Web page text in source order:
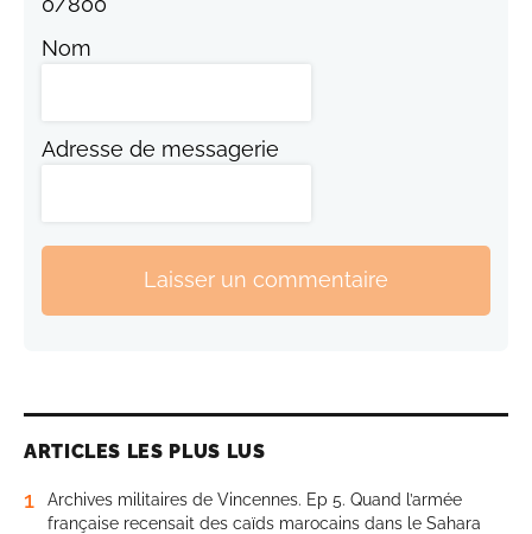
Nom
Adresse de messagerie
Laisser un commentaire
ARTICLES LES PLUS LUS
1
Archives militaires de Vincennes. Ep 5. Quand l’armée
française recensait des caïds marocains dans le Sahara